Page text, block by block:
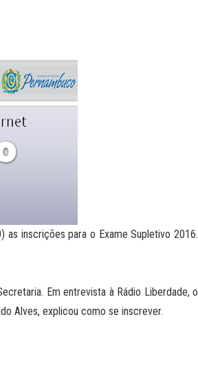
inscrições para o Exame Supletivo 2016.
Em entrevista à Rádio Liberdade, o
Alves, explicou como se inscrever.